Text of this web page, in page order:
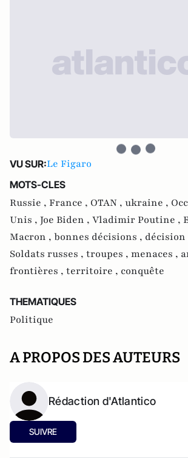
VU SUR:Le Figaro
MOTS-CLES
Russie , France , OTAN , ukraine ,
Unis , Joe Biden , Vladimir Poutine ,
Macron , bonnes décisions , décision
Soldats russes , troupes , menaces ,
frontières , territoire , conquête
THEMATIQUES
Politique
A PROPOS DES AUTEURS
Rédaction d'Atlantico
SUIVRE